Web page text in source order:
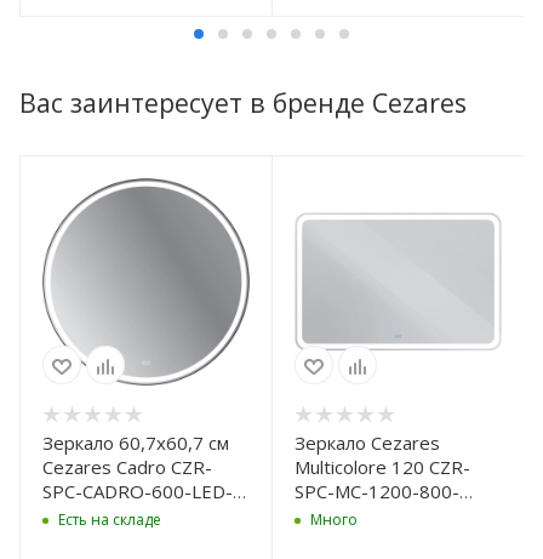
Вас заинтересует в бренде Cezares
Зеркало 60,7x60,7 см
Cezares Cadro CZR-
SPC-CADRO-600-LED-
TCH-WARM
Есть на складе
Зеркало Cezares
Multicolore 120 CZR-
SPC-MC-1200-800-
RGB-TCH с подсветкой
Много